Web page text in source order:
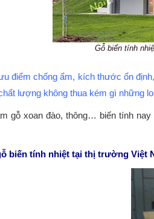
Gỗ biến tính
điểm chống ẩm, kích thước ổn
lượng không thua kém gì những
gỗ xoan đào, thông… biến tính
biến tính nhiệt tại thị trường Việt